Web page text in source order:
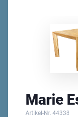
Marie
Artikel-Nr. 44338